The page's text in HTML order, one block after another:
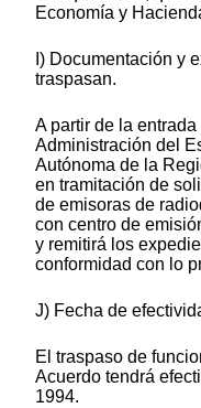
Economía y
I) Documentación y
traspasan.
A partir de la
Administración del
Autónoma de la
en tramitación de
de emisoras de
con centro de
y remitirá los
conformidad con lo
J) Fecha de
El traspaso de
Acuerdo tendrá
1994.